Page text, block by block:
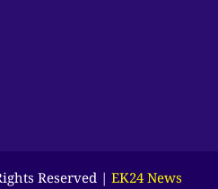
Reserved | EK24 News